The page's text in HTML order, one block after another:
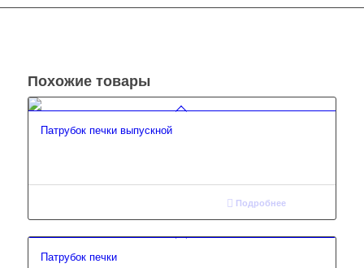
Похожие товары
Патрубок печки выпускной
Подробнее
Патрубок печки